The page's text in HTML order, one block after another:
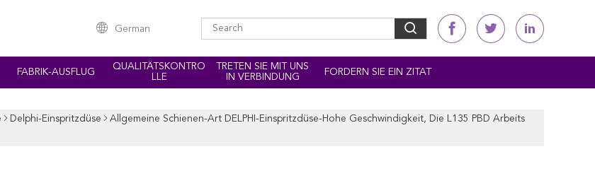
German
FABRIK-AUSFLUG
QUALITÄTSKONTRO
LLE
TRETEN SIE MIT UNS
IN VERBINDUNG
FORDERN SIE EIN ZITAT
Delphi-Einspritzdüse
Allgemeine Schienen-Art DELPHI-Einspritzdüse-Hohe Geschwindigkeit, Die L135 PBD Arbeits